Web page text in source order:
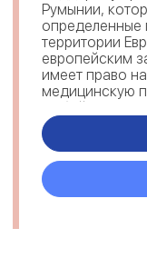
Румынии,
определенные
территории
европейским
имеет право
медицинскую
любой стране